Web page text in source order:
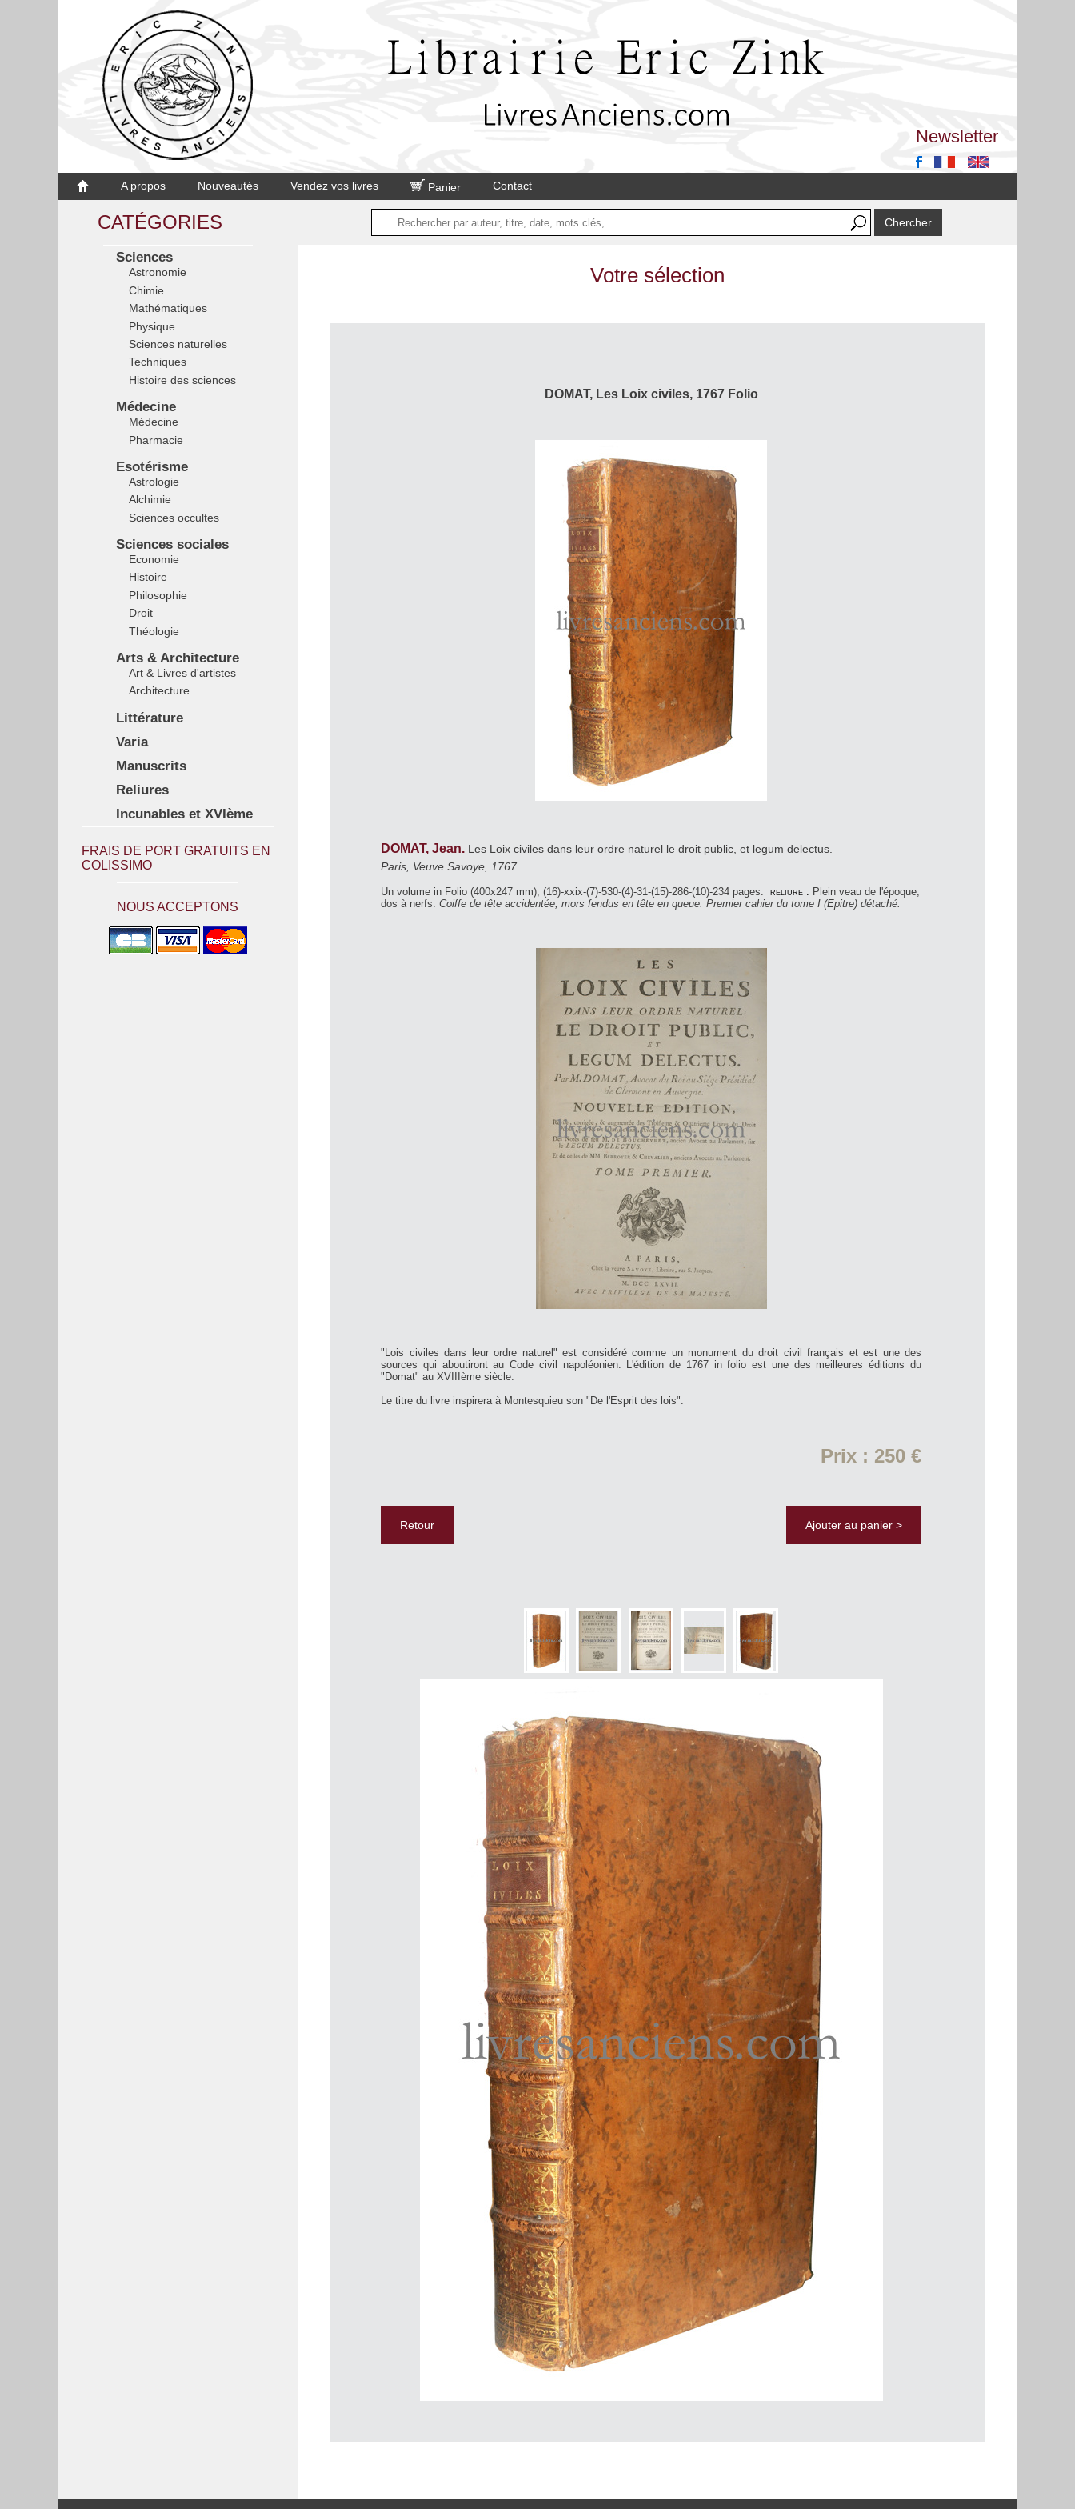
Newsletter
A propos Nouveautés Vendez vos livres Panier Contact
CATÉGORIES
Sciences
Astronomie
Chimie
Mathématiques
Physique
Sciences naturelles
Techniques
Histoire des sciences
Médecine
Médecine
Pharmacie
Esotérisme
Astrologie
Alchimie
Sciences occultes
Sciences sociales
Economie
Histoire
Philosophie
Droit
Théologie
Arts & Architecture
Art & Livres d'artistes
Architecture
Littérature
Varia
Manuscrits
Reliures
Incunables et XVIème
FRAIS DE PORT GRATUITS EN
COLISSIMO
NOUS ACCEPTONS
Votre sélection
DOMAT, Les Loix civiles, 1767 Folio
DOMAT, Jean. Les Loix civiles dans leur ordre naturel le droit public, et legum delectus.
Paris, Veuve Savoye, 1767.
Un volume in Folio (400x247 mm), (16)-xxix-(7)-530-(4)-31-(15)-286-(10)-234 pages. reliure : Plein veau de l'époque,
dos à nerfs. Coiffe de tête accidentée, mors fendus en tête en queue. Premier cahier du tome I (Epitre) détaché.
"Lois civiles dans leur ordre naturel" est considéré comme un monument du droit civil français et est une des
sources qui aboutiront au Code civil napoléonien. L'édition de 1767 in folio est une des meilleures éditions du
"Domat" au XVIIIème siècle.
Le titre du livre inspirera à Montesquieu son "De l'Esprit des lois".
Prix : 250 €
Retour Ajouter au panier >